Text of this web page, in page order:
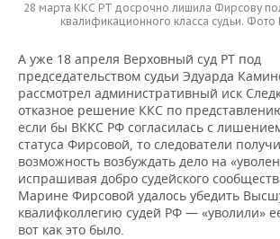
28 марта ККС РТ досрочно лишила Фирсову
квалификационного класса судьи.
А уже 18 апреля Верховный суд РТ под
председательством судьи Эдуарда
рассмотрел административный иск
отказное решение ККС по
если бы ВККС РФ согласилась с
статуса Фирсовой, то следователи
возможность возбуждать дело на
испрашивая добро судейского
Марине Фирсовой удалось убедить
квалифколлегию судей РФ — «уволили»
вот как это было.